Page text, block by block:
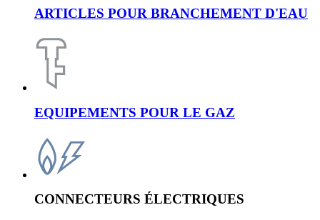
ARTICLES POUR BRANCHEMENT D'EAU
EQUIPEMENTS POUR LE GAZ
CONNECTEURS ÉLECTRIQUES